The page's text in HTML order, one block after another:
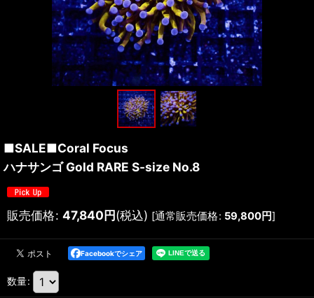
■SALE■Coral Focus
ハナサンゴ Gold RARE S-size No.8
販売価格: 47,840円(税込) [通常販売価格: 59,800円]
Facebookでシェア
数量: